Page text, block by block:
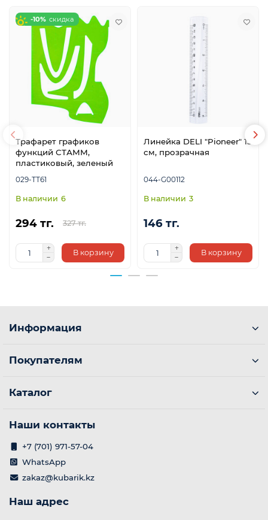
-10%
Трафарет графиков
функций СТАММ,
пластиковый, зеленый
029-ТТ61
6
294 тг. 327 тг.
В корзину
Линейка DELI "Pioneer" 15
см, прозрачная
044-G00112
3
146 тг.
В корзину
Информация
Покупателям
Каталог
Наши контакты
+7 (701) 971-57-04
WhatsApp
zakaz@kubarik.kz
Наш адрес